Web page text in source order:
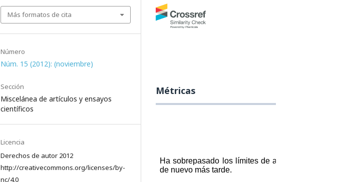
Número
Núm. 15 (2012): (noviembre)
Sección
Miscelánea de artículos y ensayos
científicos
Licencia
Derechos de autor 2012
http://creativecommons.org/licenses/by-
nc/4.0
Más formatos de cita
Métricas